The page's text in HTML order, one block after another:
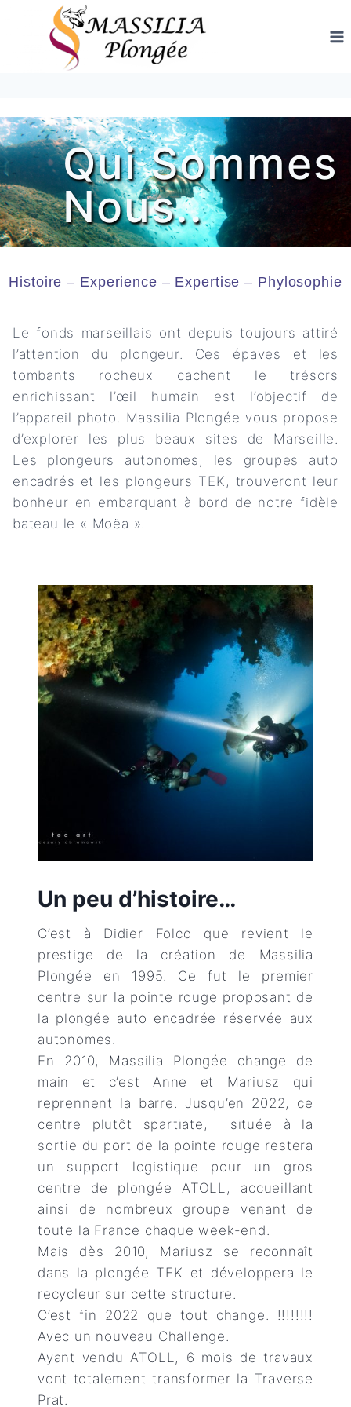
Qui Sommes
Nous..
Histoire – Experience – Expertise – Phylosophie
Le fonds marseillais ont depuis toujours attiré
l’attention du plongeur. Ces épaves et les
tombants rocheux cachent le trésors
enrichissant l’œil humain est l’objectif de
l’appareil photo. Massilia Plongée vous propose
d’explorer les plus beaux sites de Marseille.
Les plongeurs autonomes, les groupes auto
encadrés et les plongeurs TEK, trouveront leur
bonheur en embarquant à bord de notre fidèle
bateau le « Moëa ».
Un peu d’histoire…
C’est à Didier Folco que revient le
prestige de la création de Massilia
Plongée en 1995. Ce fut le premier
centre sur la pointe rouge proposant de
la plongée auto encadrée réservée aux
autonomes.
En 2010, Massilia Plongée change de
main et c’est Anne et Mariusz qui
reprennent la barre. Jusqu’en 2022, ce
centre plutôt spartiate, située à la
sortie du port de la pointe rouge restera
un support logistique pour un gros
centre de plongée ATOLL, accueillant
ainsi de nombreux groupe venant de
toute la France chaque week-end.
Mais dès 2010, Mariusz se reconnaît
dans la plongée TEK et développera le
recycleur sur cette structure.
C’est fin 2022 que tout change. !!!!!!!!
Avec un nouveau Challenge.
Ayant vendu ATOLL, 6 mois de travaux
vont totalement transformer la Traverse
Prat.